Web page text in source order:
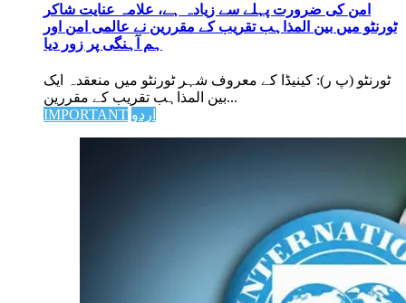
امن کی ضرورت پہلے سے زیادہ ہے، علامہ عنایت شاکر
ٹورنٹو میں بین المذاہب تقریب کے مقررین نے عالمی امن اور
ہم آہنگی پر زور دیا
ٹورنٹو (پ ر): کینیڈا کے معروف شہر ٹورنٹو میں منعقدہ ایک
بین المذاہب تقریب کے مقررین...
IMPORTANT اردو